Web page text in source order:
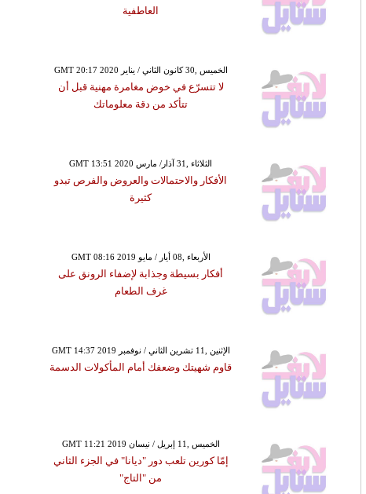
العاطفية
GMT 20:17 2020 الخميس ,30 كانون الثاني / يناير
لا تتسرّع في خوض مغامرة مهنية قبل أن
تتأكد من دقة معلوماتك
GMT 13:51 2020 الثلاثاء ,31 آذار/ مارس
الأفكار والاحتمالات والعروض والفرص تبدو
كثيرة
GMT 08:16 2019 الأربعاء ,08 أيار / مايو
أفكار بسيطة وجذابة لإضفاء الرونق على
غرف الطعام
GMT 14:37 2019 الإثنين ,11 تشرين الثاني / نوفمبر
قاوم شهيتك وضعفك أمام المأكولات الدسمة
GMT 11:21 2019 الخميس ,11 إبريل / نيسان
إمّا كورين تلعب دور "ديانا" في الجزء الثاني
من "التاج"